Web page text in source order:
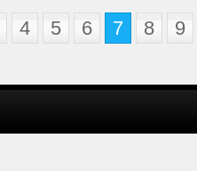
4 5 6 7 8 9